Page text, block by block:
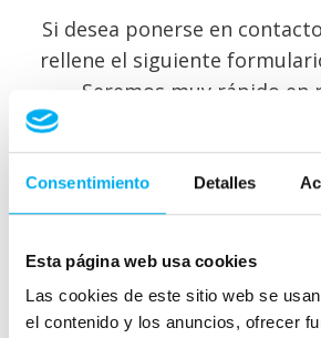
Consentimiento Detalles
Esta página web usa cookies
Las cookies de este sitio web se
el contenido y los anuncios, ofrecer
Si desea ponerse en
rellene el siguiente
Seremos muy rápido en